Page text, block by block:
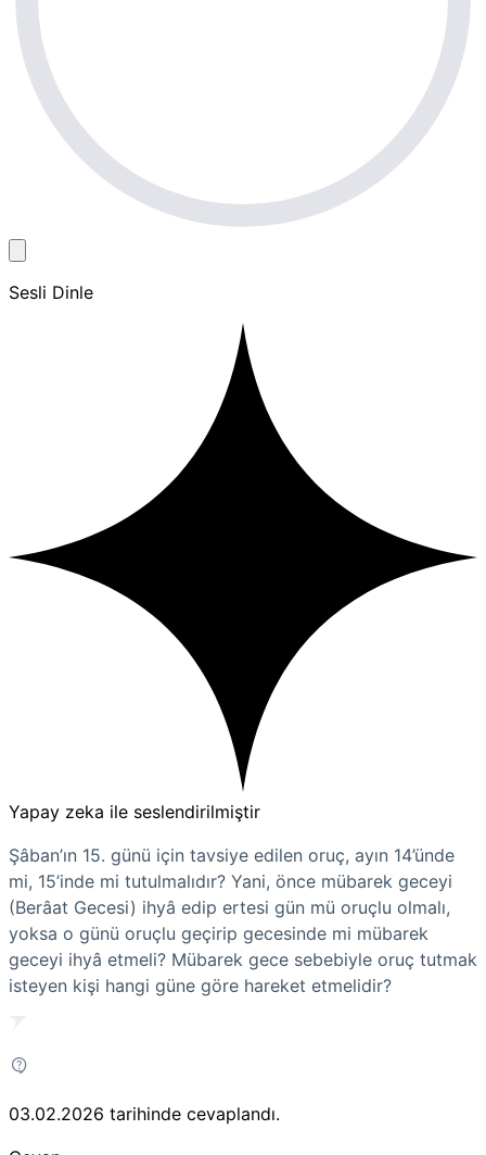
Sesli Dinle
Yapay zeka ile seslendirilmiştir
Şâban’ın 15. günü için tavsiye edilen oruç, ayın 14’ünde
mi, 15’inde mi tutulmalıdır? Yani, önce mübarek geceyi
(Berâat Gecesi) ihyâ edip ertesi gün mü oruçlu olmalı,
yoksa o günü oruçlu geçirip gecesinde mi mübarek
geceyi ihyâ etmeli? Mübarek gece sebebiyle oruç tutmak
isteyen kişi hangi güne göre hareket etmelidir?
03.02.2026 tarihinde cevaplandı.